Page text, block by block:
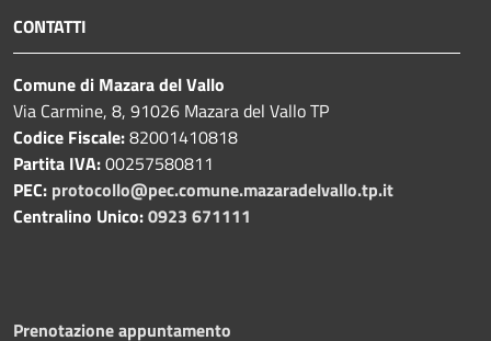
CONTATTI
Comune di Mazara del Vallo
Via Carmine, 8, 91026 Mazara del Vallo TP
Codice Fiscale:82001410818
Partita IVA:00257580811
PEC: protocollo@pec.comune.mazaradelvallo.tp.it
Centralino Unico:0923 671111
Prenotazione appuntamento